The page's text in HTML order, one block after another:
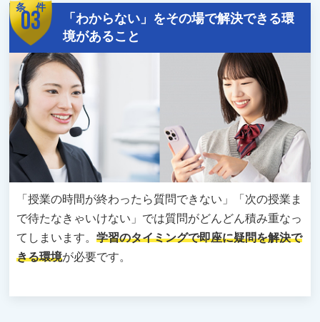
条 件
03
「わからない」をその場で解決できる環
境があること
「授業の時間が終わったら質問できない」「次の授業ま
で待たなきゃいけない」では質問がどんどん積み重なっ
てしまいます。学習のタイミングで即座に疑問を解決で
きる環境が必要です。